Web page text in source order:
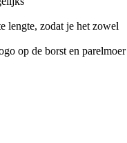
lengte, zodat je het zowel
op de borst en parelmoer